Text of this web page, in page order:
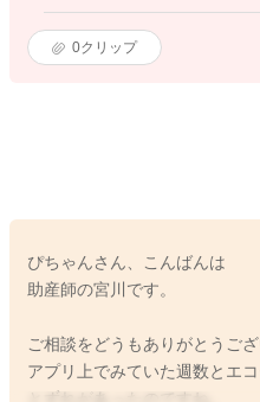
0クリップ
ぴちゃんさん、こんばんは
助産師の宮川です。
ご相談をどうもありがとうござ
アプリ上でみていた週数とエ